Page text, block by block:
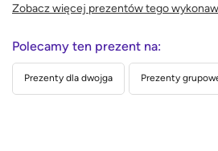
Zobacz więcej prezentów tego
Polecamy ten prezent na:
Prezenty dla dwojga Prezenty